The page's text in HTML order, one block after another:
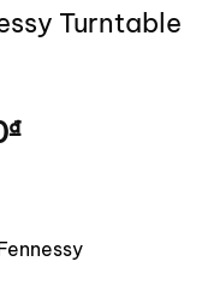
Turntable
₫